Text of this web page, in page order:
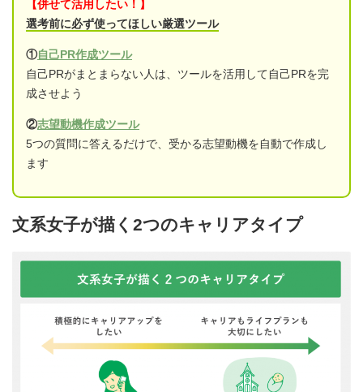
【併せて活用したい！】
選考前に必ず使ってほしい厳選ツール
①自己PR作成ツール
自己PRがまとまらない人は、ツールを活用して自己PRを完
成させよう
②志望動機作成ツール
5つの質問に答えるだけで、受かる志望動機を自動で作成し
ます
文系女子が描く2つのキャリアタイプ